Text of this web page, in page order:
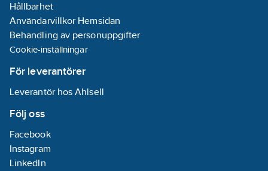
Hållbarhet
Användarvillkor Hemsidan
Behandling av personuppgifter
Cookie-inställningar
För leverantörer
Leverantör hos Ahlsell
Följ oss
Facebook
Instagram
LinkedIn